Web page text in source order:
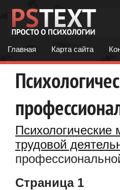
Главная Карта сайта
Психологические
трудовой
Страница 1